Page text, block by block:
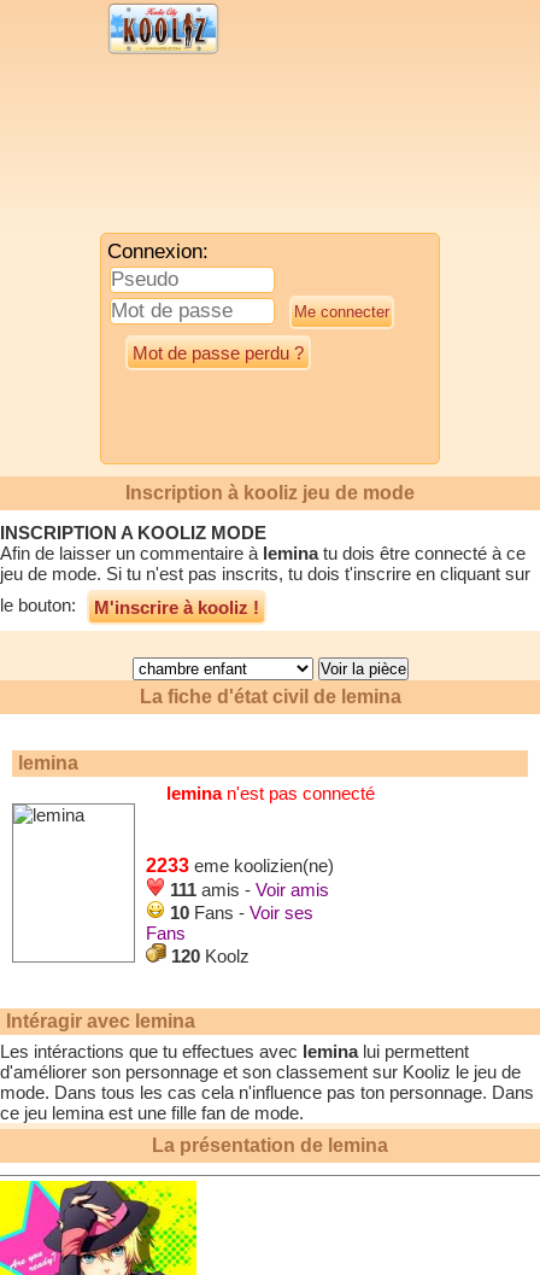
Connexion:
Mot de passe perdu ?
Inscription à kooliz jeu de mode
INSCRIPTION A KOOLIZ MODE
Afin de laisser un commentaire à leminatu dois être connecté à ce
jeu de mode. Si tu n'est pas inscrits, tu dois t'inscrire en cliquant sur
le bouton:
M'inscrire à kooliz !
La fiche d'état civil de lemina
lemina
leminan'est pas connecté
2233 eme koolizien(ne)
111 amis - Voir amis
10 Fans - Voir ses
Fans
120 Koolz
Intéragir avec lemina
Les intéractions que tu effectues avec leminalui permettent
d'améliorer son personnage et son classement sur Kooliz le jeu de
mode. Dans tous les cas cela n'influence pas ton personnage. Dans
ce jeu lemina est une fille fan de mode.
La présentation de lemina